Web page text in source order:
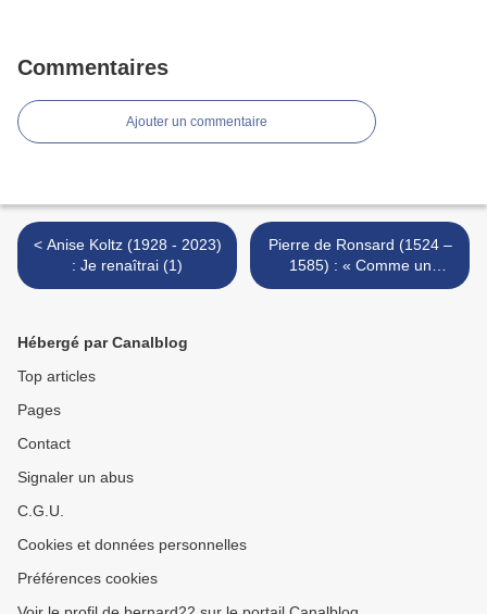
Commentaires
Ajouter un commentaire
< Anise Koltz (1928 - 2023)
: Je renaîtrai (1)
Pierre de Ronsard (1524 –
1585) : « Comme un
chevreuil... » >
Hébergé par Canalblog
Top articles
Pages
Contact
Signaler un abus
C.G.U.
Cookies et données personnelles
Préférences cookies